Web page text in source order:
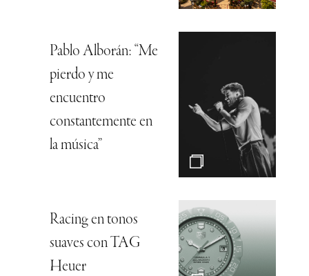
Pablo Alborán: “Me
pierdo y me
encuentro
constantemente en
la música”
Racing en tonos
suaves con TAG
Heuer